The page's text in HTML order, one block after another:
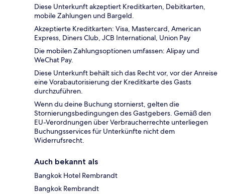
Diese Unterkunft akzeptiert Kreditkarten, Debitkarten,
mobile Zahlungen und Bargeld.
Akzeptierte Kreditkarten: Visa, Mastercard, American
Express, Diners Club, JCB International, Union Pay
Die mobilen Zahlungsoptionen umfassen: Alipay und
WeChat Pay.
Diese Unterkunft behält sich das Recht vor, vor der Anreise
eine Vorabautorisierung der Kreditkarte des Gasts
durchzuführen.
Wenn du deine Buchung stornierst, gelten die
Stornierungsbedingungen des Gastgebers. Gemäß den
EU-Verordnungen über Verbraucherrechte unterliegen
Buchungsservices für Unterkünfte nicht dem
Widerrufsrecht.
Auch bekannt als
Bangkok Hotel Rembrandt
Bangkok Rembrandt